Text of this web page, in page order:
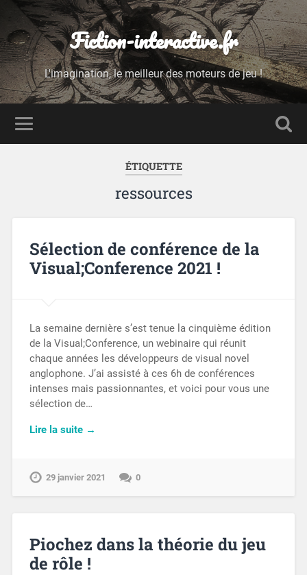
Fiction-interactive.fr
L'imagination, le meilleur des moteurs de jeu !
ÉTIQUETTE
ressources
Sélection de conférence de la
Visual;Conference 2021 !
La semaine dernière s’est tenue la cinquième édition
de la Visual;Conference, un webinaire qui réunit
chaque années les développeurs de visual novel
anglophone. J’ai assisté à ces 6h de conférences
intenses mais passionnantes, et voici pour vous une
sélection de…
Lire la suite →
29 janvier 2021 0
Piochez dans la théorie du jeu
de rôle !